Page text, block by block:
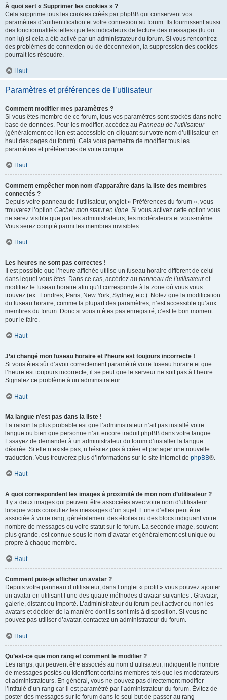
À quoi sert « Supprimer les cookies » ?
Cela supprime tous les cookies créés par phpBB qui conservent vos
paramètres d’authentification et votre connexion au forum. Ils fournissent aussi
des fonctionnalités telles que les indicateurs de lecture des messages (lu ou
non lu) si cela a été activé par un administrateur du forum. Si vous rencontrez
des problèmes de connexion ou de déconnexion, la suppression des cookies
pourrait les résoudre.
Haut
Paramètres et préférences de l’utilisateur
Comment modifier mes paramètres ?
Si vous êtes membre de ce forum, tous vos paramètres sont stockés dans notre
base de données. Pour les modifier, accédez au Panneau de l’utilisateur
(généralement ce lien est accessible en cliquant sur votre nom d’utilisateur en
haut des pages du forum). Cela vous permettra de modifier tous les
paramètres et préférences de votre compte.
Haut
Comment empêcher mon nom d’apparaître dans la liste des membres
connectés ?
Depuis votre panneau de l’utilisateur, onglet « Préférences du forum », vous
trouverez l’option Cacher mon statut en ligne. Si vous activez cette option vous
ne serez visible que par les administrateurs, les modérateurs et vous-même.
Vous serez compté parmi les membres invisibles.
Haut
Les heures ne sont pas correctes !
Il est possible que l’heure affichée utilise un fuseau horaire différent de celui
dans lequel vous êtes. Dans ce cas, accédez au panneau de l’utilisateuret
modifiez le fuseau horaire afin qu’il corresponde à la zone où vous vous
trouvez (ex : Londres, Paris, New York, Sydney, etc.). Notez que la modification
du fuseau horaire, comme la plupart des paramètres, n’est accessible qu’aux
membres du forum. Donc si vous n’êtes pas enregistré, c’est le bon moment
pour le faire.
Haut
J’ai changé mon fuseau horaire et l’heure est toujours incorrecte !
Si vous êtes sûr d’avoir correctement paramétré votre fuseau horaire et que
l’heure est toujours incorrecte, il se peut que le serveur ne soit pas à l’heure.
Signalez ce problème à un administrateur.
Haut
Ma langue n’est pas dans la liste !
La raison la plus probable est que l’administrateur n’ait pas installé votre
langue ou bien que personne n’ait encore traduit phpBB dans votre langue.
Essayez de demander à un administrateur du forum d’installer la langue
désirée. Si elle n’existe pas, n’hésitez pas à créer et partager une nouvelle
traduction. Vous trouverez plus d’informations sur le site Internet de phpBB®.
Haut
A quoi correspondent les images à proximité de mon nom d’utilisateur ?
Il y a deux images qui peuvent être associées avec votre nom d’utilisateur
lorsque vous consultez les messages d’un sujet. L’une d’elles peut être
associée à votre rang, généralement des étoiles ou des blocs indiquant votre
nombre de messages ou votre statut sur le forum. La seconde image, souvent
plus grande, est connue sous le nom d’avatar et généralement est unique ou
propre à chaque membre.
Haut
Comment puis-je afficher un avatar ?
Depuis votre panneau d’utilisateur, dans l’onglet « profil » vous pouvez ajouter
un avatar en utilisant l’une des quatre méthodes d’avatar suivantes : Gravatar,
galerie, distant ou importé. L’administrateur du forum peut activer ou non les
avatars et décider de la manière dont ils sont mis à disposition. Si vous ne
pouvez pas utiliser d’avatar, contactez un administrateur du forum.
Haut
Qu’est-ce que mon rang et comment le modifier ?
Les rangs, qui peuvent être associés au nom d’utilisateur, indiquent le nombre
de messages postés ou identifient certains membres tels que les modérateurs
et administrateurs. En général, vous ne pouvez pas directement modifier
l’intitulé d’un rang car il est paramétré par l’administrateur du forum. Évitez de
poster des messages sur le forum dans le seul but de passer au rang